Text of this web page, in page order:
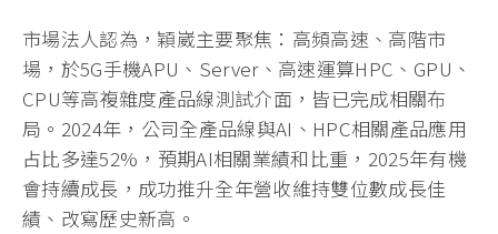
市場法人認為，穎崴主要聚焦：高頻高速、高階市
場，於5G手機APU、Server、高速運算HPC、GPU、
CPU等高複雜度產品線測試介面，皆已完成相關布
局。2024年，公司全產品線與AI、HPC相關產品應用
占比多達52%，預期AI相關業績和比重，2025年有機
會持續成長，成功推升全年營收維持雙位數成長佳
績、改寫歷史新高。